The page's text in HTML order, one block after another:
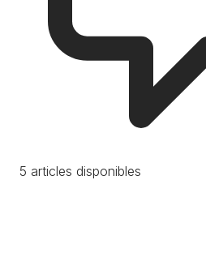
5 articles disponibles